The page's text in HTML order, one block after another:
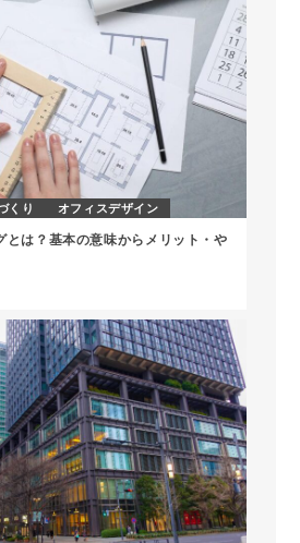
くり オフィスデザイン
とは？基本の意味からメリット・や